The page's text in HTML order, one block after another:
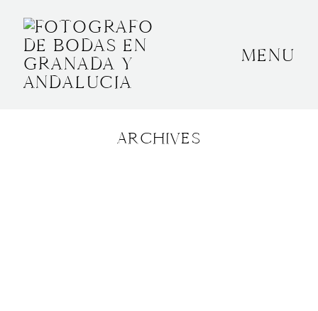
MENU
ARCHIVES
BODAS